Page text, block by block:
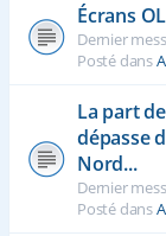
Écrans
Dernier
Posté dans
La part
dépasse
Nord...
Dernier
Posté dans